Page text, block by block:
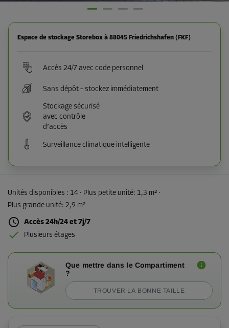
Espace de stockage Storebox à 88045 Friedrichshafen (FKF)
Accès 24/7 avec code personnel
Sans dépôt – stockez immédiatement
Stockage sécurisé
avec contrôle
d’accès
Surveillance climatique intelligente
Unités disponibles : 14 · Plus petite unité: 1,3 m² ·
Plus grande unité: 2,9 m²
Accès 24h/24 et 7j/7
Plusieurs étages
Que mettre dans le Compartiment
?
TROUVER LA BONNE TAILLE